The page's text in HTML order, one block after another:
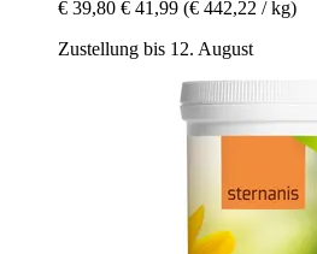
€ 39,80 € 41,99 (€ 442,22 / kg)
Zustellung bis 12. August